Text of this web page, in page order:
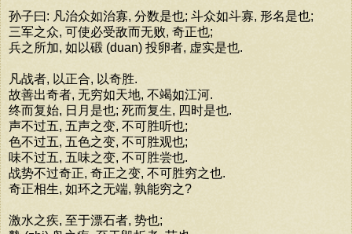
孙子曰: 凡治众如治寡, 分数是也; 斗众如斗寡, 形名是也;
三军之众, 可使必受敌而无败, 奇正也;
兵之所加, 如以碫 (duan) 投卵者, 虚实是也.
凡战者, 以正合, 以奇胜.
故善出奇者, 无穷如天地, 不竭如江河.
终而复始, 日月是也; 死而复生, 四时是也.
声不过五, 五声之变, 不可胜听也;
色不过五, 五色之变, 不可胜观也;
味不过五, 五味之变, 不可胜尝也.
战势不过奇正, 奇正之变, 不可胜穷之也.
奇正相生, 如环之无端, 孰能穷之?
激水之疾, 至于漂石者, 势也;